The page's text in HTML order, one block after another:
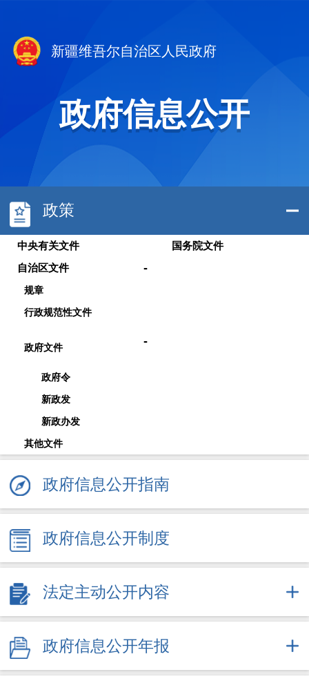
新疆维吾尔自治区人民政府
政府信息公开
政策
中央有关文件
国务院文件
自治区文件
-
规章
行政规范性文件
政府文件 -
政府令
新政发
新政办发
其他文件
政府信息公开指南
政府信息公开制度
法定主动公开内容
政府信息公开年报